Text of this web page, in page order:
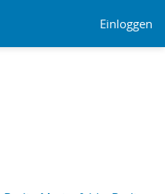
Einloggen